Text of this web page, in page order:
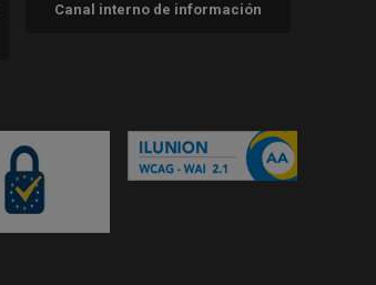
Canal interno de información